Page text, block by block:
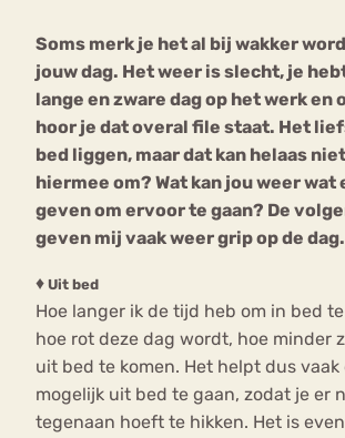
Soms merk je het al bij wakker
jouw dag. Het weer is slecht, je
lange en zware dag op het werk en
hoor je dat overal file staat. Het
bed liggen, maar dat kan helaas
hiermee om? Wat kan jou weer wat
geven om ervoor te gaan? De
geven mij vaak weer grip op de dag.
♦ Uit bed
Hoe langer ik de tijd heb om in bed
hoe rot deze dag wordt, hoe minder
uit bed te komen. Het helpt dus vaak
mogelijk uit bed te gaan, zodat je er
tegenaan hoeft te hikken. Het is
Chat
Forum
Bouli
mia
Nerv
osa
Eetstoornis
Eetbuien Piekeren Sport
Orthorexia
Afvallen